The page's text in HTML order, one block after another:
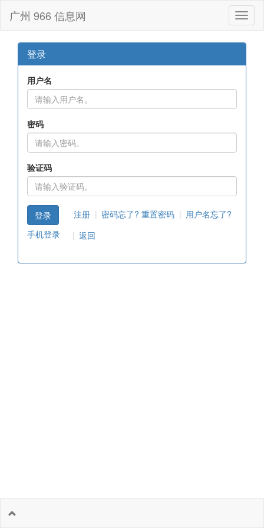
广州 966 信息网